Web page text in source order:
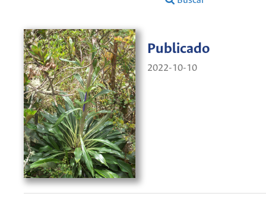
Publicado
2022-10-10